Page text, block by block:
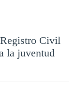
Civil
la juventud